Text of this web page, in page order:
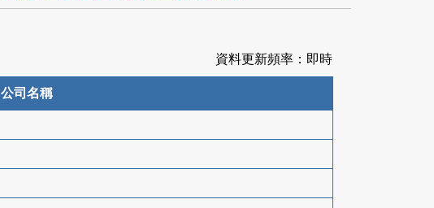
索
資料更新頻率：即時
公司名稱